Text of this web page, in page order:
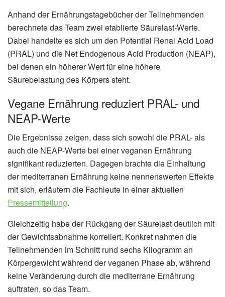
Anhand der Ernährungstagebücher der Teilnehmenden
berechnete das Team zwei etablierte Säurelast-Werte.
Dabei handelte es sich um den Potential Renal Acid Load
(PRAL) und die Net Endogenous Acid Production (NEAP),
bei denen ein höherer Wert für eine höhere
Säurebelastung des Körpers steht.
Vegane Ernährung reduziert PRAL- und
NEAP-Werte
Die Ergebnisse zeigen, dass sich sowohl die PRAL- als
auch die NEAP-Werte bei einer veganen Ernährung
signifikant reduzierten. Dagegen brachte die Einhaltung
der mediterranen Ernährung keine nennenswerten Effekte
mit sich, erläutern die Fachleute in einer aktuellen
Pressemitteilung.
Gleichzeitig habe der Rückgang der Säurelast deutlich mit
der Gewichtsabnahme korreliert. Konkret nahmen die
Teilnehmenden im Schnitt rund sechs Kilogramm an
Körpergewicht während der veganen Phase ab, während
keine Veränderung durch die mediterrane Ernährung
auftraten, so das Team.